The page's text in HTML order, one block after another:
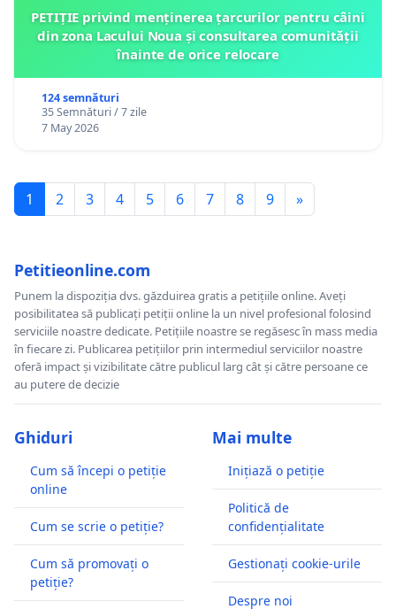
PETIȚIE privind menținerea țarcurilor pentru câini
din zona Lacului Noua și consultarea comunității
înainte de orice relocare
124 semnături
35 Semnături / 7 zile
7 May 2026
1 2 3 4 5 6 7 8 9 »
Petitieonline.com
Punem la dispoziția dvs. găzduirea gratis a petițiile online. Aveți
posibilitatea să publicați petiții online la un nivel profesional folosind
serviciile noastre dedicate. Petițiile noastre se regăsesc în mass media
în fiecare zi. Publicarea petițiilor prin intermediul serviciilor noastre
oferă impact și vizibilitate către publicul larg cât și către persoane ce
au putere de decizie
Ghiduri
Cum să începi o petiție
online
Cum se scrie o petiție?
Cum să promovați o
petiție?
Mai multe
Inițiază o petiție
Politică de
confidențialitate
Gestionați cookie-urile
Despre noi